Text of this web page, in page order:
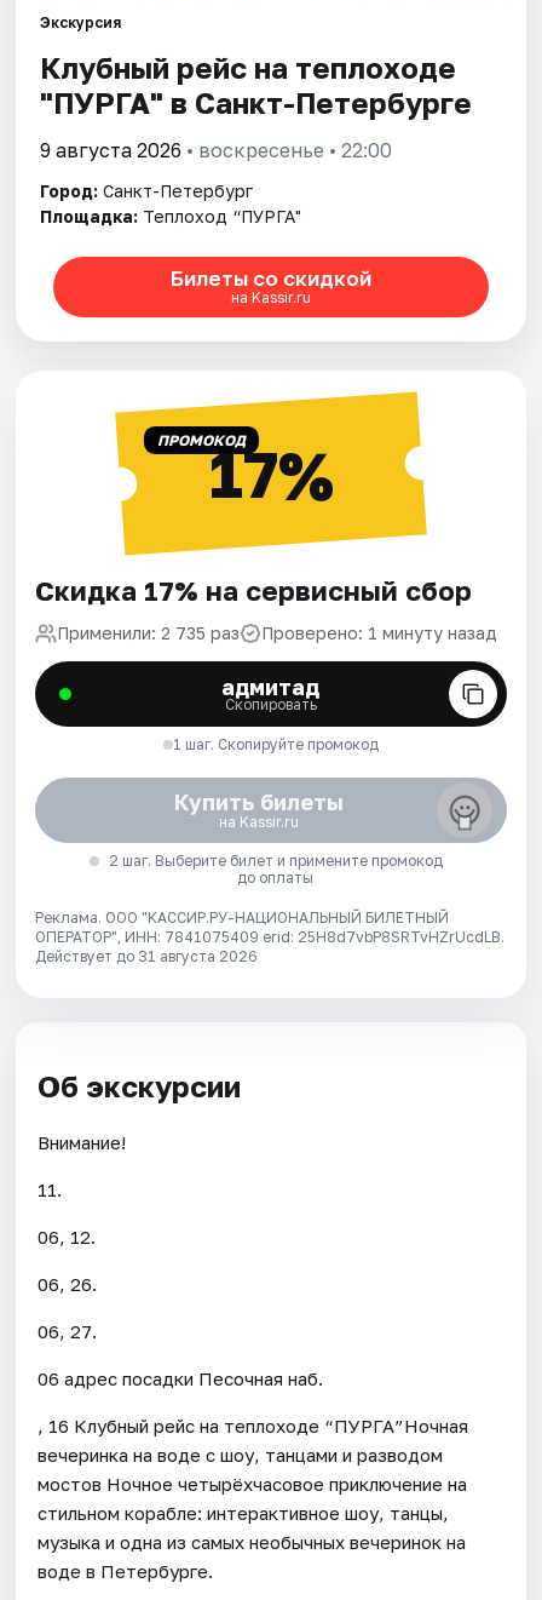
Города
Площадки
Рейтинги
Экскурсия
Клубный рейс на теплоходе
"ПУРГА" в Санкт-Петербурге
9 августа 2026 • воскресенье • 22:00
Город: Санкт-Петербург
Площадка: Теплоход “ПУРГА"
Билеты со скидкой
на Kassir.ru
ПРОМОКОД17%
Скидка 17% на сервисный сбор
Применили: 2 735 раз Проверено: 1 минуту назад
адмитад
Скопировать
1 шаг. Скопируйте промокод
Купить билеты
на Kassir.ru
2 шаг. Выберите билет и примените промокод
до оплаты
Реклама. ООО "КАССИР.РУ-НАЦИОНАЛЬНЫЙ БИЛЕТНЫЙ
ОПЕРАТОР", ИНН: 7841075409 erid: 25H8d7vbP8SRTvHZrUcdLB.
Действует до 31 августа 2026
Об экскурсии
Внимание!
11.
06, 12.
06, 26.
06, 27.
06 адрес посадки Песочная наб.
, 16 Клубный рейс на теплоходе “ПУРГА”Ночная
вечеринка на воде с шоу, танцами и разводом
мостов Ночное четырёхчасовое приключение на
стильном корабле: интерактивное шоу, танцы,
музыка и одна из самых необычных вечеринок на
воде в Петербурге.